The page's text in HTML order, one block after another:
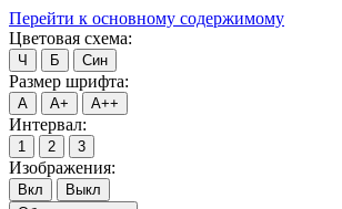
Перейти к основному содержимому
Цветовая схема:
Ч Б Син
Размер шрифта:
А А+ А++
Интервал:
1 2 3
Изображения:
Вкл
Выкл